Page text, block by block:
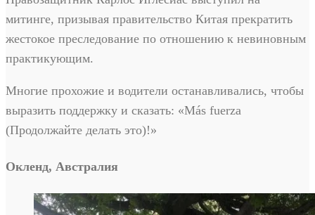
митинге, призывая правительство Китая прекратить
жестокое преследование по отношению к невиновным
практикующим.
Многие прохожие и водители останавливались, чтобы
выразить поддержку и сказать: «Más fuerza
(Продолжайте делать это)!»
Окленд, Австралия